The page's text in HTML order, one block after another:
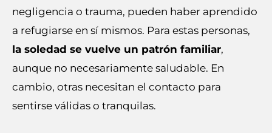
negligencia o trauma, pueden haber aprendido
a refugiarse en sí mismos. Para estas personas,
la soledad se vuelve un patrón familiar,
aunque no necesariamente saludable. En
cambio, otras necesitan el contacto para
sentirse válidas o tranquilas.